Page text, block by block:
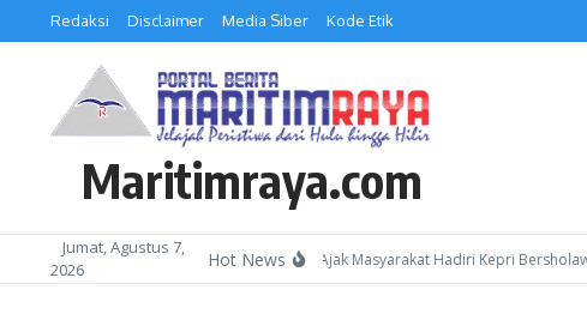
Lewati ke konten
Redaksi Disclaimer Media Siber Kode Etik
Maritimraya.com
Jumat, Agustus 7,
2026
Hot News
Kepala Kemenag Batam Ajak Masyarakat Hadiri Kepri Bersholawat 3